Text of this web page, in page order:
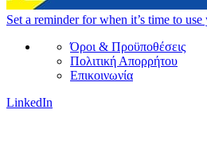
Set a reminderfor when it’s time to use
Όροι & Προϋποθέσεις
Πολιτική Απορρήτου
Επικοινωνία
LinkedIn